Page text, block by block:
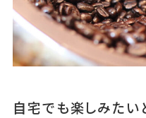
自宅でも楽しみたい